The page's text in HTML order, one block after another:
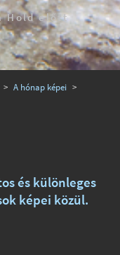
Hold előtt
> A hónap képei >
és különleges
képei közül.